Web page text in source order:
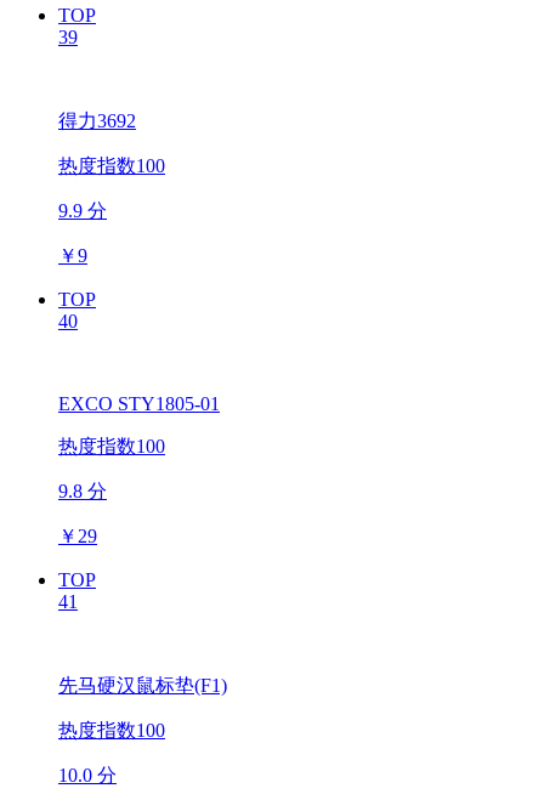
TOP
39
得力3692
热度指数100
9.9 分
￥9
TOP
40
EXCO STY1805-01
热度指数100
9.8 分
￥ 29
TOP
41
先马硬汉鼠标垫(F1)
热度指数100
10.0 分